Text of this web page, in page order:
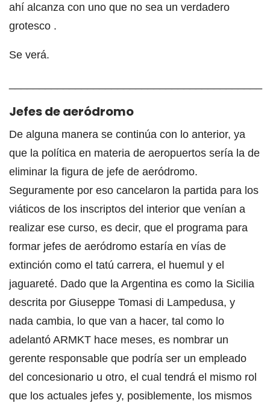
ahí alcanza con uno que no sea un verdadero
grotesco .
Se verá.
Jefes de aeródromo
De alguna manera se continúa con lo anterior, ya
que la política en materia de aeropuertos sería la de
eliminar la figura de jefe de aeródromo.
Seguramente por eso cancelaron la partida para los
viáticos de los inscriptos del interior que venían a
realizar ese curso, es decir, que el programa para
formar jefes de aeródromo estaría en vías de
extinción como el tatú carrera, el huemul y el
jaguareté. Dado que la Argentina es como la Sicilia
descrita por Giuseppe Tomasi di Lampedusa, y
nada cambia, lo que van a hacer, tal como lo
adelantó ARMKT hace meses, es nombrar un
gerente responsable que podría ser un empleado
del concesionario u otro, el cual tendrá el mismo rol
que los actuales jefes y, posiblemente, los mismos